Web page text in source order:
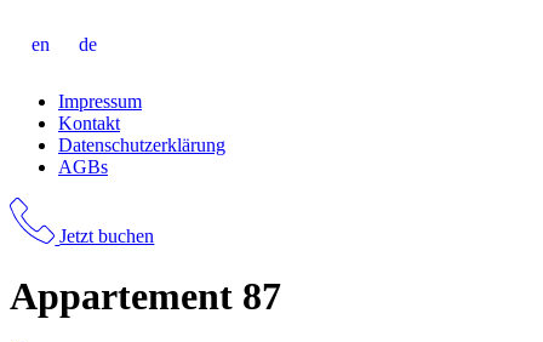
en de
Impressum
Kontakt
Datenschutzerklärung
AGBs
Jetzt buchen
Appartement 87